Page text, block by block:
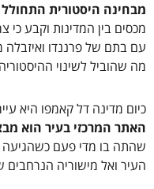
מבחינה היסטורית התחולל בה אירוע חשוב כאשר
מכסים בין המדינות וקבע כי
עם בתם של פרננדו ואיזבלה
מה שהוביל לשינוי
כיום מדינה דל קאמפו היא עיירה בת
האתר המרכזי בעיר הוא
שהתה בו מדי פעם כשהגיעה
העיר ואל מישוריה הנרחבים